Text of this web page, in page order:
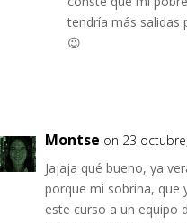
tendría más salidas
😉
Montse on 23
Jajaja qué bueno, ya
porque mi sobrina, que
este curso a un equipo